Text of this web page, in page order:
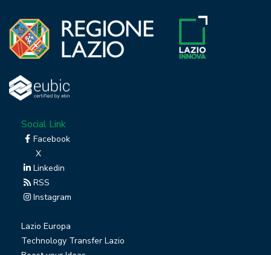
Social Link
Facebook
X
Linkedin
RSS
Instagram
Lazio Europa
Technology Transfer Lazio